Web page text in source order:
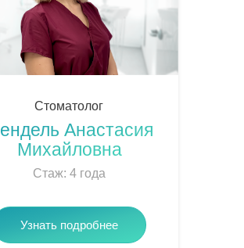
Стоматолог
Анастасия
Михайловна
Стаж: 4 года
Узнать подробнее